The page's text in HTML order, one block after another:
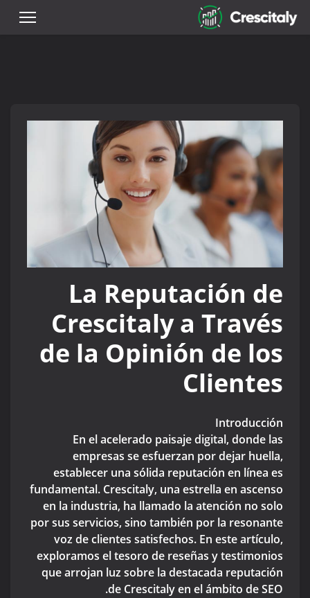
La Reputación de
Crescitaly a Través
de la Opinión de los
Clientes
Introducción
En el acelerado paisaje digital, donde las
empresas se esfuerzan por dejar huella,
establecer una sólida reputación en línea es
fundamental. Crescitaly, una estrella en ascenso
en la industria, ha llamado la atención no solo
por sus servicios, sino también por la resonante
voz de clientes satisfechos. En este artículo,
exploramos el tesoro de reseñas y testimonios
que arrojan luz sobre la destacada reputación
de Crescitaly en el ámbito de SEO.